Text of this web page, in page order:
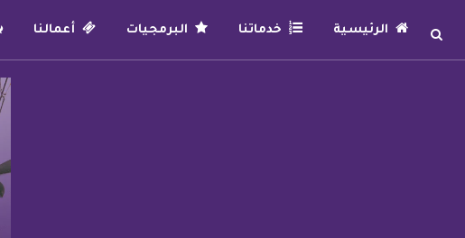
الرئيسية خدماتنا البرمجيات أعمالنا